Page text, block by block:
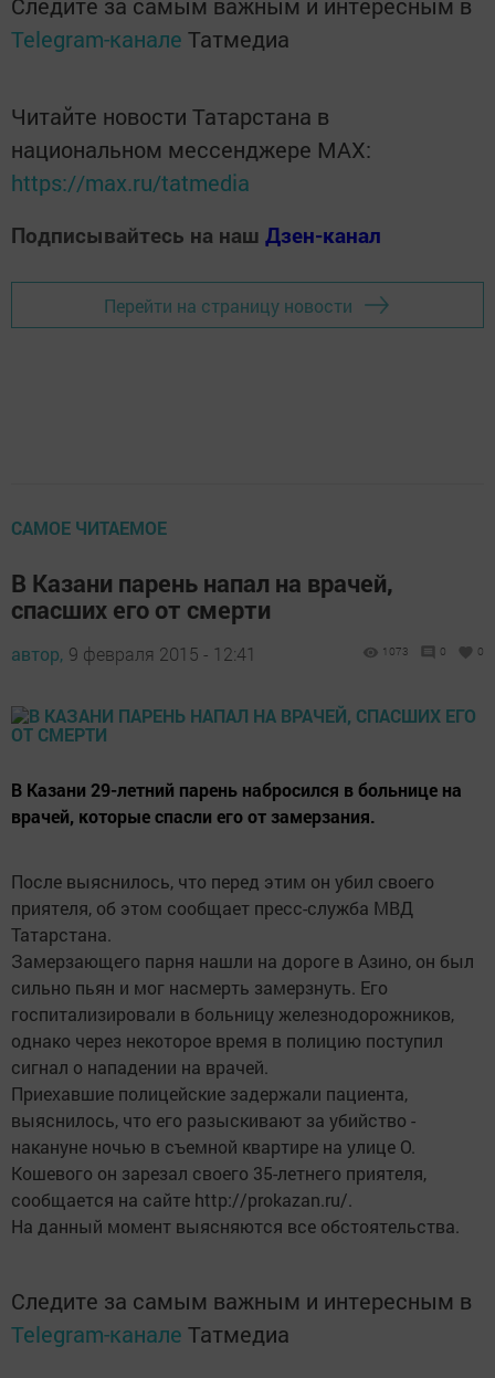
Telegram-канале Татмедиа
Читайте новости Татарстана в
национальном мессенджере MАХ:
https://max.ru/tatmedia
Подписывайтесь на наш Дзен-канал
Перейти на страницу новости
САМОЕ ЧИТАЕМОЕ
В Казани парень напал на врачей,
спасших его от смерти
автор, 9 февраля 2015 - 12:41 1073 0 0
В Казани 29-летний парень набросился в больнице на
врачей, которые спасли его от замерзания.
После выяснилось, что перед этим он убил своего
приятеля, об этом сообщает пресс-служба МВД
Татарстана.
Замерзающего парня нашли на дороге в Азино, он был
сильно пьян и мог насмерть замерзнуть. Его
госпитализировали в больницу железнодорожников,
однако через некоторое время в полицию поступил
сигнал о нападении на врачей.
Приехавшие полицейские задержали пациента,
выяснилось, что его разыскивают за убийство -
накануне ночью в съемной квартире на улице О.
Кошевого он зарезал своего 35-летнего приятеля,
сообщается на сайте http://prokazan.ru/.
На данный момент выясняются все обстоятельства.
Следите за самым важным и интересным в
Telegram-канале Татмедиа